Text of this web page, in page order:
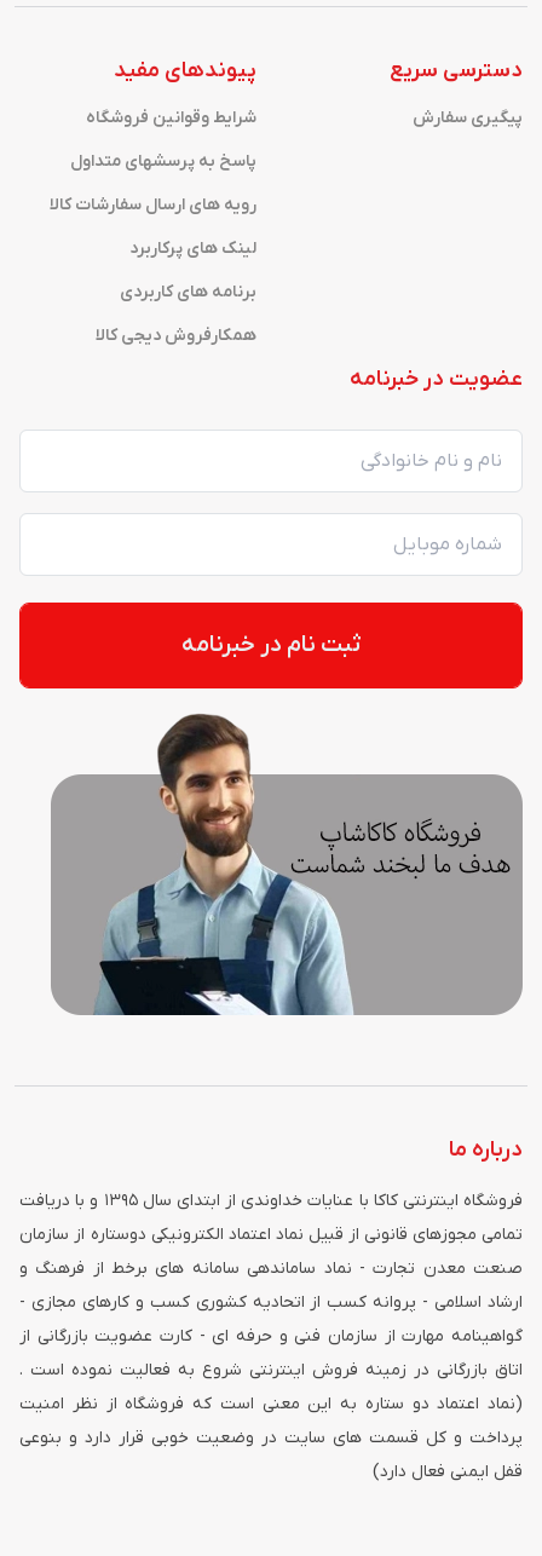
دسترسی سریع
پیگیری سفارش
پیوندهای مفید
شرایط وقوانین فروشگاه
پاسخ به پرسشهای متداول
رویه های ارسال سفارشات کالا
لینک های پرکاربرد
برنامه های کاربردی
همکارفروش دیجی کالا
عضویت در خبرنامه
ثبت نام در خبرنامه
درباره ما
فروشگاه اینترنتی کاکا با عنایات خداوندی از ابتدای سال ۱۳۹۵ و با دریافت
تمامی مجوزهای قانونی از قبیل نماد اعتماد الکترونیکی دوستاره از سازمان
صنعت معدن تجارت - نماد ساماندهی سامانه های برخط از فرهنگ و
ارشاد اسلامی - پروانه کسب از اتحادیه کشوری کسب و کارهای مجازی -
گواهینامه مهارت از سازمان فنی و حرفه ای - کارت عضویت بازرگانی از
اتاق بازرگانی در زمینه فروش اینترنتی شروع به فعالیت نموده است .
(نماد اعتماد دو ستاره به این معنی است که فروشگاه از نظر امنیت
پرداخت و کل قسمت های سایت در وضعیت خوبی قرار دارد و بنوعی
قفل ایمنی فعال دارد)